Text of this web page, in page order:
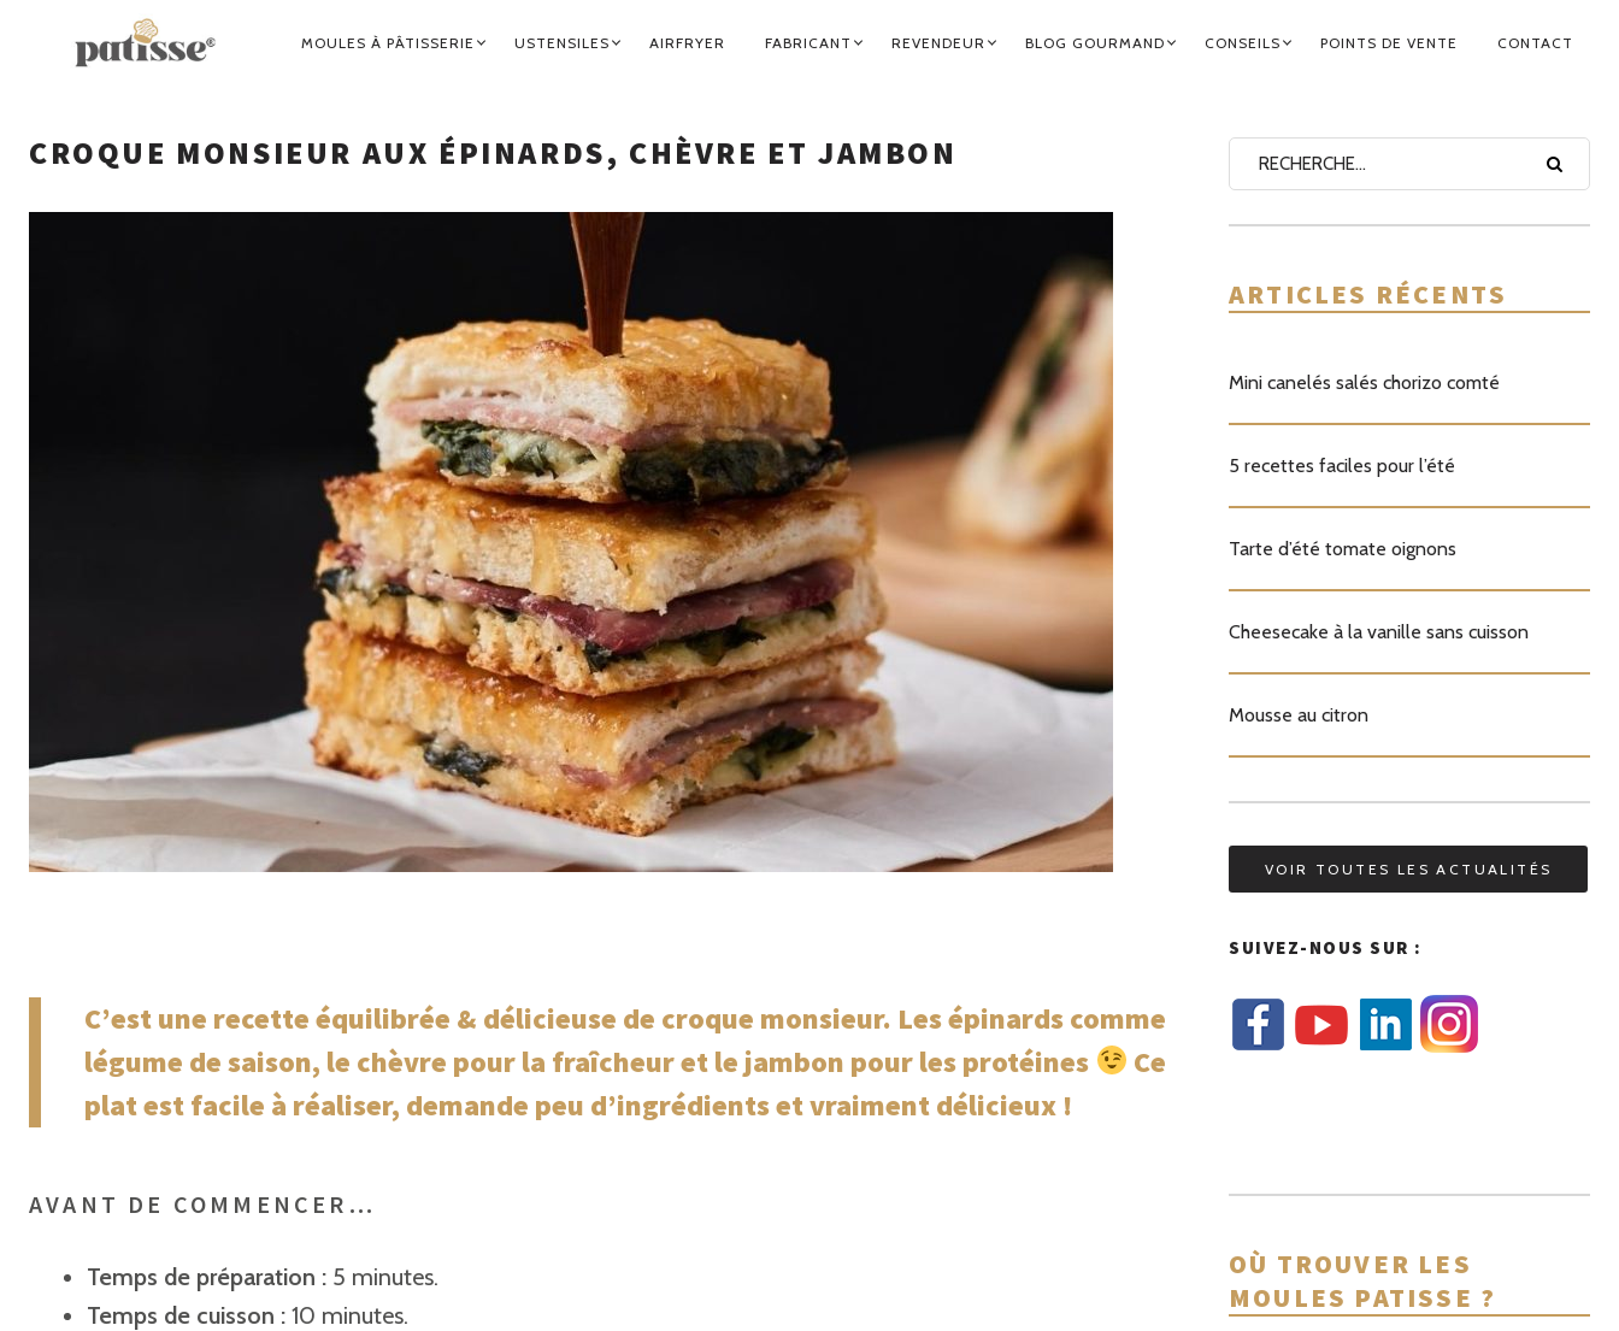
NAVIGATION
MOULES À PÂTISSERIE USTENSILES AIRFRYER FABRICANT REVENDEUR BLOG GOURMAND CONSEILS POINTS DE VENTE CONTACT
CROQUE MONSIEUR AUX ÉPINARDS, CHÈVRE ET JAMBON
C’est une recette équilibrée & délicieuse de croque monsieur. Les épinards comme
légume de saison, le chèvre pour la fraîcheur et le jambon pour les protéines
Ce
plat est facile à réaliser, demande peu d’ingrédients et vraiment délicieux !
AVANT DE COMMENCER…
Temps de préparation : 5 minutes.
Temps de cuisson : 10 minutes.
ARTICLES RÉCENTS
Mini canelés salés chorizo comté
5 recettes faciles pour l’été
Tarte d’été tomate oignons
Cheesecake à la vanille sans cuisson
Mousse au citron
VOIR TOUTES LES ACTUALITÉS
SUIVEZ-NOUS SUR :
OÙ TROUVER LES
MOULES PATISSE ?